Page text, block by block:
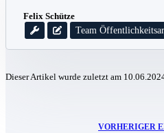
Felix Schütze
Team
Dieser Artikel wurde zuletzt am
VORHERIGER